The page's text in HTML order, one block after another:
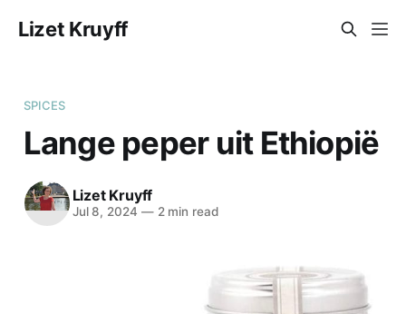
Lizet Kruyff
SPICES
Lange peper uit Ethiopië
Lizet Kruyff
Jul 8, 2024 —2 min read